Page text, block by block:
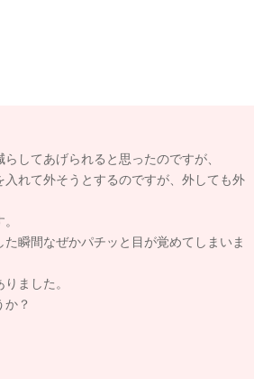
らう量も少し控えてみての反応を見てみ
りましたら、受診をされて先生へもご相
してあげられると思ったのですが、
れて外そうとするのですが、外しても外
瞬間なぜかパチッと目が覚めてしまいま
ました。
か？